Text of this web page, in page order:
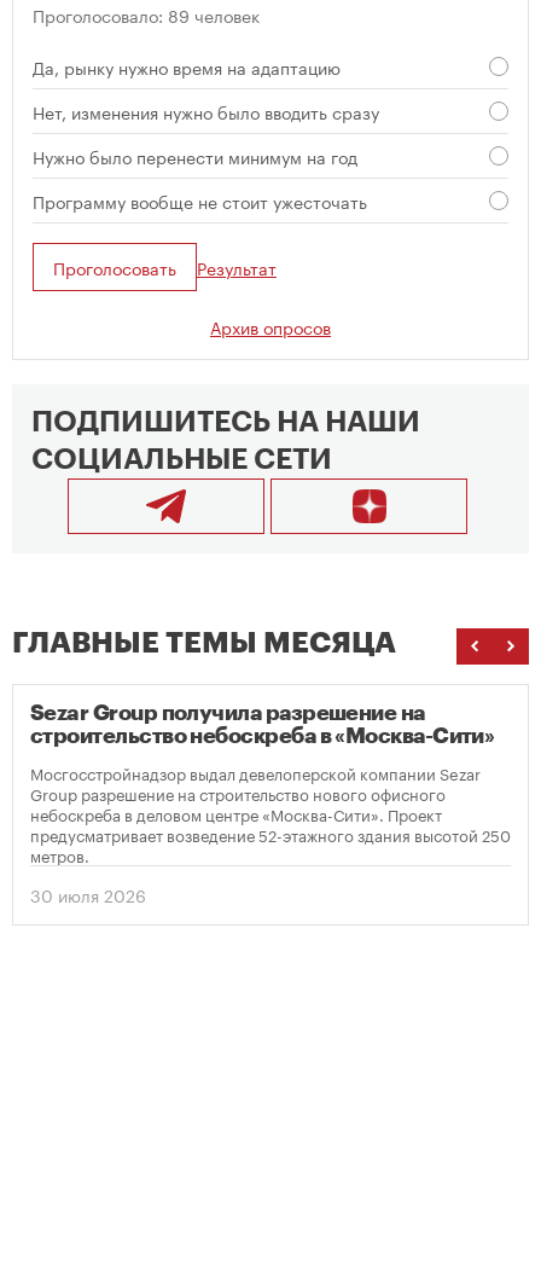
Проголосовало: 89 человек
Да, рынку нужно время на адаптацию
Нет, изменения нужно было вводить сразу
Нужно было перенести минимум на год
Программу вообще не стоит ужесточать
Проголосовать Результат
Архив опросов
ПОДПИШИТЕСЬ НА НАШИ
СОЦИАЛЬНЫЕ СЕТИ
ГЛАВНЫЕ ТЕМЫ МЕСЯЦА
Sezar Group получила разрешение на
строительство небоскреба в «Москва-Сити»
Мосгосстройнадзор выдал девелоперской компании Sezar
Group разрешение на строительство нового офисного
небоскреба в деловом центре «Москва-Сити». Проект
предусматривает возведение 52-этажного здания высотой 250
метров.
30 июля 2026